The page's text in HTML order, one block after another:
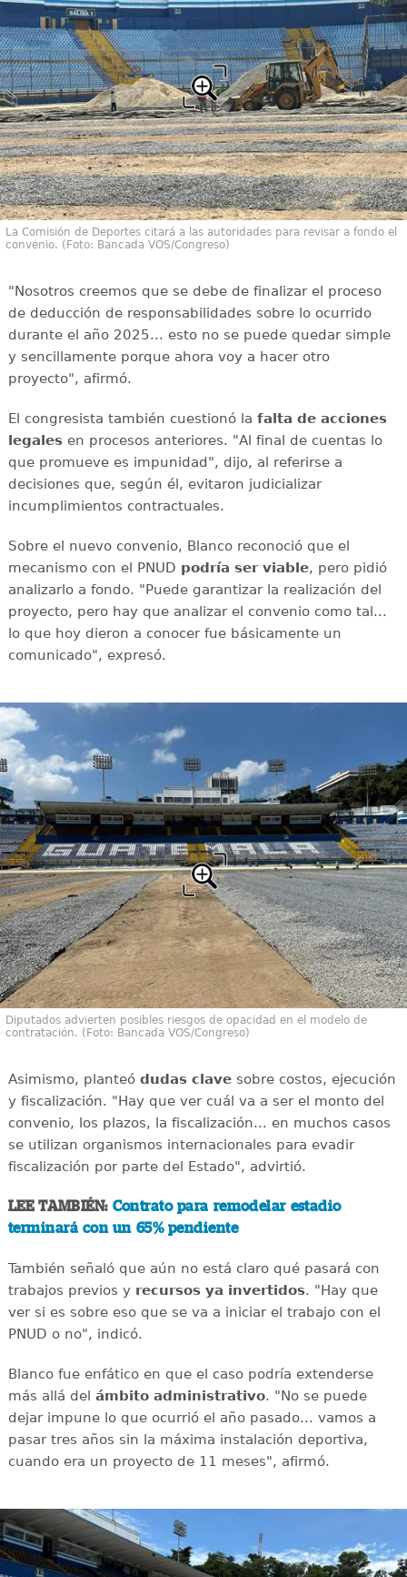
La Comisión de Deportes citará a las autoridades para revisar a fondo el
convenio. (Foto: Bancada VOS/Congreso)
"Nosotros creemos que se debe de finalizar el proceso
de deducción de responsabilidades sobre lo ocurrido
durante el año 2025... esto no se puede quedar simple
y sencillamente porque ahora voy a hacer otro
proyecto", afirmó.
El congresista también cuestionó la falta de acciones
legalesen procesos anteriores. "Al final de cuentas lo
que promueve es impunidad", dijo, al referirse a
decisiones que, según él, evitaron judicializar
incumplimientos contractuales.
Sobre el nuevo convenio, Blanco reconoció que el
mecanismo con el PNUD podría ser viable, pero pidió
analizarlo a fondo. "Puede garantizar la realización del
proyecto, pero hay que analizar el convenio como tal...
lo que hoy dieron a conocer fue básicamente un
comunicado", expresó.
Diputados advierten posibles riesgos de opacidad en el modelo de
contratación. (Foto: Bancada VOS/Congreso)
Asimismo, planteó dudas clavesobre costos, ejecución
y fiscalización. "Hay que ver cuál va a ser el monto del
convenio, los plazos, la fiscalización... en muchos casos
se utilizan organismos internacionales para evadir
fiscalización por parte del Estado", advirtió.
LEE TAMBIÉN: Contrato para remodelar estadio
terminará con un 65% pendiente
También señaló que aún no está claro qué pasará con
trabajos previos yrecursos ya invertidos. "Hay que
ver si es sobre eso que se va a iniciar el trabajo con el
PNUD o no", indicó.
Blanco fue enfático en que el caso podría extenderse
más allá del ámbito administrativo. "No se puede
dejar impune lo que ocurrió el año pasado... vamos a
pasar tres años sin la máxima instalación deportiva,
cuando era un proyecto de 11 meses", afirmó.